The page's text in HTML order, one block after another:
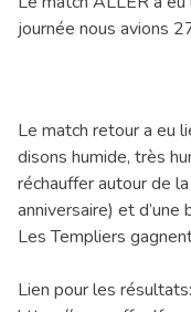
journée nous avions
Le match retour a eu
disons humide, très
réchauffer autour de
anniversaire) et
Les Templiers
Lien pour les résultats: